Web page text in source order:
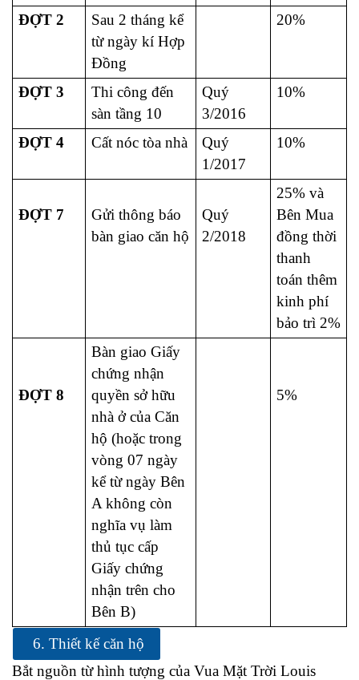
ĐỢT 2
Sau 2 tháng kể
từ ngày kí Hợp
Đồng
20%
ĐỢT 3
Thi công đến
sàn tầng 10
Quý
3/2016
10%
ĐỢT 4 Cất nóc tòa nhà
Quý
1/2017
10%
ĐỢT 7
Gửi thông báo
bàn giao căn hộ
Quý
2/2018
25% và
Bên Mua
đồng thời
thanh
toán thêm
kinh phí
bảo trì 2%
ĐỢT 8
Bàn giao Giấy
chứng nhận
quyền sở hữu
nhà ở của Căn
hộ (hoặc trong
vòng 07 ngày
kể từ ngày Bên
A không còn
nghĩa vụ làm
thủ tục cấp
Giấy chứng
nhận trên cho
Bên B)
5%
6. Thiết kế căn hộ
Bắt nguồn từ hình tượng của Vua Mặt Trời Louis